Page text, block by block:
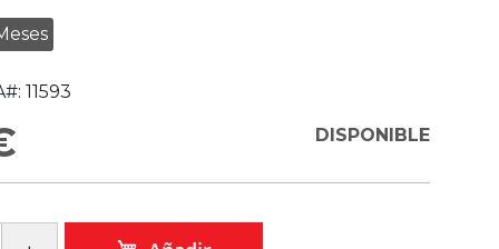
11593
DISPONIBLE